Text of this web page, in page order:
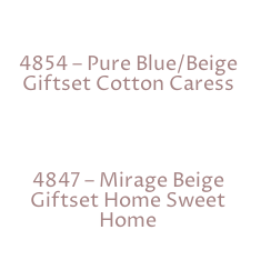
4854 – Pure Blue/Beige
Giftset Cotton Caress
4847 – Mirage Beige
Giftset Home Sweet
Home